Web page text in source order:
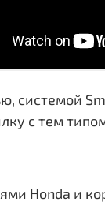
системой
с тем
Honda и